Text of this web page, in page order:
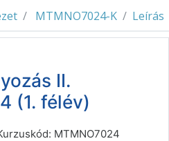
MTMNO7024-K Leírás
II.
(1. félév)
MTMNO7024